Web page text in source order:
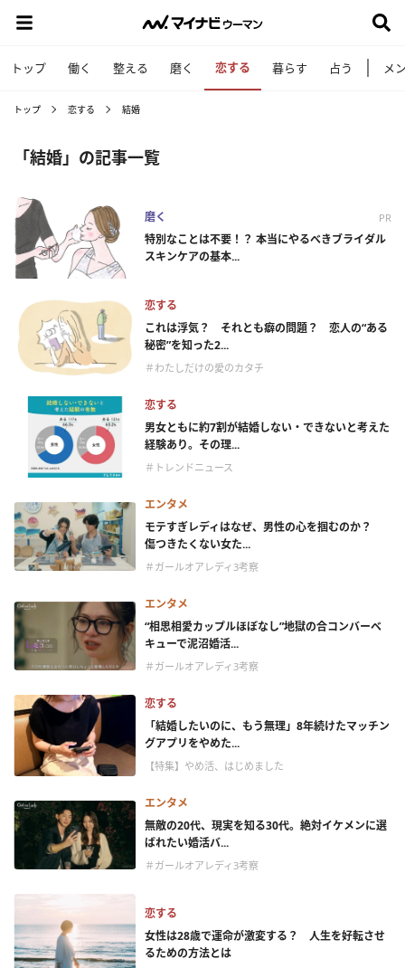
トップ 働く 整える 磨く 恋する 暮らす 占う メ
トップ 恋する 結婚
「結婚」の記事一覧
磨く PR
特別なことは不要！？ 本当にやるべきブライダル
スキンケアの基本...
恋する
これは浮気？ それとも癖の問題？ 恋人の“ある
秘密”を知った2...
＃わたしだけの愛のカタチ
恋する
男女ともに約7割が結婚しない・できないと考えた
経験あり。その理...
＃トレンドニュース
エンタメ
モテすぎレディはなぜ、男性の心を掴むのか？
傷つきたくない女た...
＃ガールオアレディ3考察
エンタメ
“相思相愛カップルほぼなし”地獄の合コンバーベ
キューで泥沼婚活...
＃ガールオアレディ3考察
恋する
「結婚したいのに、もう無理」8年続けたマッチン
グアプリをやめた...
【特集】やめ活、はじめました
エンタメ
無敵の20代、現実を知る30代。絶対イケメンに選
ばれたい婚活バ...
＃ガールオアレディ3考察
恋する
女性は28歳で運命が激変する？ 人生を好転させ
るための方法とは